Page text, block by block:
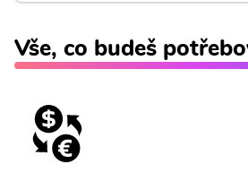
Vše, co budeš